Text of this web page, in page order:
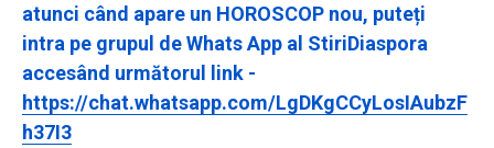
atunci când apare un HOROSCOP nou, puteți
intra pe grupul de Whats App al StiriDiaspora
accesând următorul link -
https://chat.whatsapp.com/LgDKgCCyLosIAubzF
h37I3